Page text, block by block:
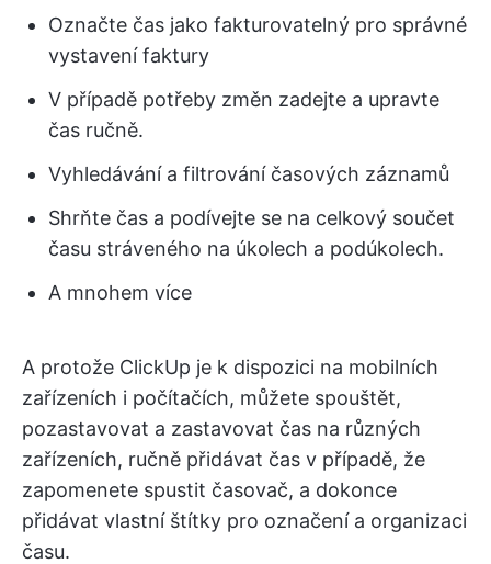
Označte čas jako fakturovatelný pro správné
vystavení faktury
V případě potřeby změn zadejte a upravte
čas ručně.
Vyhledávání a filtrování časových záznamů
Shrňte čas a podívejte se na celkový součet
času stráveného na úkolech a podúkolech.
A mnohem více
A protože ClickUp je k dispozici na mobilních
zařízeních i počítačích, můžete spouštět,
pozastavovat a zastavovat čas na různých
zařízeních, ručně přidávat čas v případě, že
zapomenete spustit časovač, a dokonce
přidávat vlastní štítky pro označení a organizaci
času.